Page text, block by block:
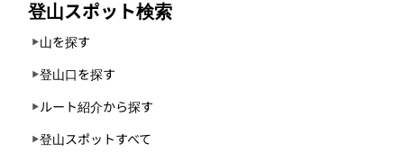
登山スポット検索
山を探す
登山口を探す
ルート紹介から探す
登山スポットすべて